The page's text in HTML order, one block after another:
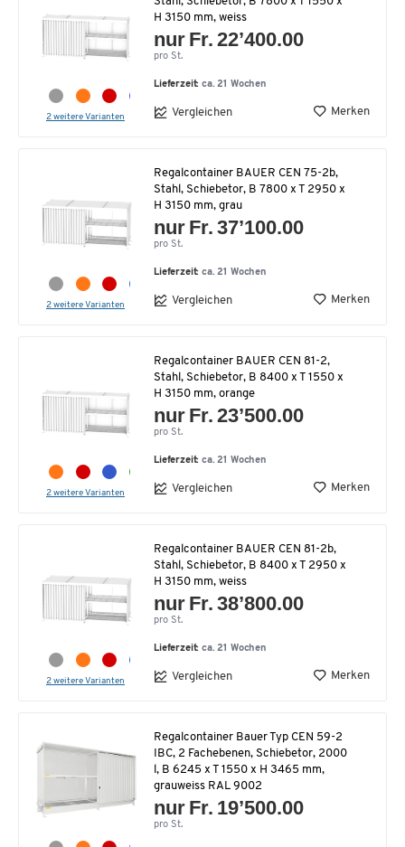
2 weitere Varianten
H 3150 mm, weiss
nur Fr. 22’400.00
pro St.
Lieferzeit:ca. 21 Wochen
Vergleichen Merken
2 weitere Varianten
Regalcontainer BAUER CEN 75-2b,
Stahl, Schiebetor, B 7800 x T 2950 x
H 3150 mm, grau
nur Fr. 37’100.00
pro St.
Lieferzeit:ca. 21 Wochen
Vergleichen Merken
2 weitere Varianten
Regalcontainer BAUER CEN 81-2,
Stahl, Schiebetor, B 8400 x T 1550 x
H 3150 mm, orange
nur Fr. 23’500.00
pro St.
Lieferzeit:ca. 21 Wochen
Vergleichen Merken
2 weitere Varianten
Regalcontainer BAUER CEN 81-2b,
Stahl, Schiebetor, B 8400 x T 2950 x
H 3150 mm, weiss
nur Fr. 38’800.00
pro St.
Lieferzeit:ca. 21 Wochen
Vergleichen Merken
Regalcontainer Bauer Typ CEN 59-2
IBC, 2 Fachebenen, Schiebetor, 2000
l, B 6245 x T 1550 x H 3465 mm,
grauweiss RAL 9002
nur Fr. 19’500.00
pro St.